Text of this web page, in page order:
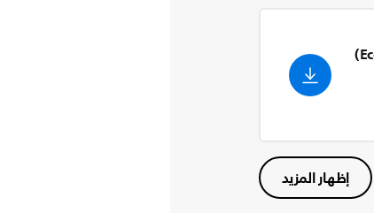
إظهار المزيد